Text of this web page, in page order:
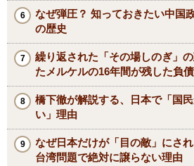
なぜ弾圧？ 知っておきたい中国
の歴史
繰り返された「その場しのぎ」
たメルケルの16年間が残した負債
橋下徹が解説する、日本で「国
い」理由
なぜ日本だけが「目の敵」にさ
台湾問題で絶対に譲らない理由